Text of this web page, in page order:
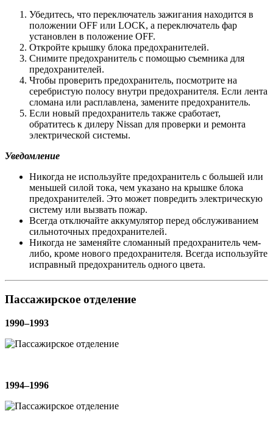
Убедитесь, что переключатель зажигания находится в
положении OFF или LOCK, а переключатель фар
установлен в положение OFF.
Откройте крышку блока предохранителей.
Снимите предохранитель с помощью съемника для
предохранителей.
Чтобы проверить предохранитель, посмотрите на
серебристую полосу внутри предохранителя. Если лента
сломана или расплавлена, замените предохранитель.
Если новый предохранитель также сработает,
обратитесь к дилеру Nissan для проверки и ремонта
электрической системы.
Уведомление
Никогда не используйте предохранитель с большей или
меньшей силой тока, чем указано на крышке блока
предохранителей. Это может повредить электрическую
систему или вызвать пожар.
Всегда отключайте аккумулятор перед обслуживанием
сильноточных предохранителей.
Никогда не заменяйте сломанный предохранитель чем-
либо, кроме нового предохранителя. Всегда используйте
исправный предохранитель одного цвета.
Пассажирское отделение
1990–1993
1994–1996